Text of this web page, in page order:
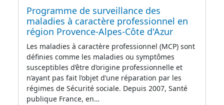
Programme de surveillance des
maladies à caractère professionnel en
région Provence-Alpes-Côte d'Azur
Les maladies à caractère professionnel (MCP) sont
définies comme les maladies ou symptômes
susceptibles d’être d’origine professionnelle et
n’ayant pas fait l’objet d’une réparation par les
régimes de Sécurité sociale. Depuis 2007, Santé
publique France, en…